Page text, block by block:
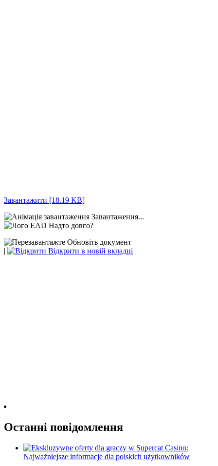
Завантажити [18.19 KB]
Завантаження...
Надто довго?
Обновіть документ
|
Відкрити в новій вкладці
Останні повідомлення